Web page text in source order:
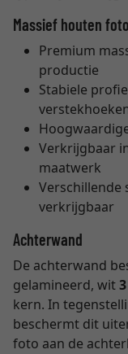
Massief houten
Premium
productie
Stabiele
Verkrijgbaar
maatwerk
Verschillende
verkrijgbaar
Achterwand
De achterwand
gelamineerd, wit
kern. In
beschermt dit
foto aan de